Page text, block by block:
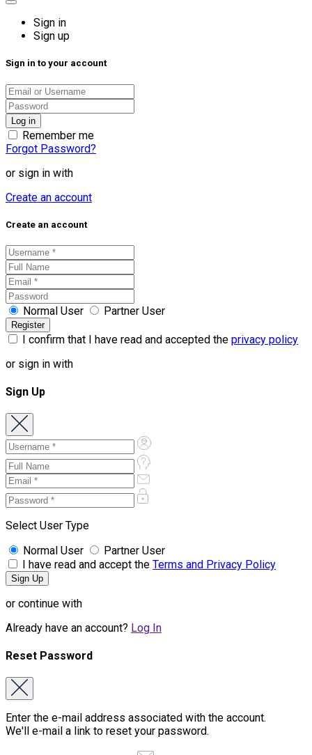
Sign in
Sign up
Sign in to your account
Remember me
Forgot Password?
or sign in with
Create an account
Create an account
Normal User Partner User
I confirm that I have read and accepted the privacy policy
or sign in with
Sign Up
Select User Type
Normal User
Partner User
I have read and accept the Terms and Privacy Policy
or continue with
Already have an account? Log In
Reset Password
Enter the e-mail address associated with the account.
We'll e-mail a link to reset your password.